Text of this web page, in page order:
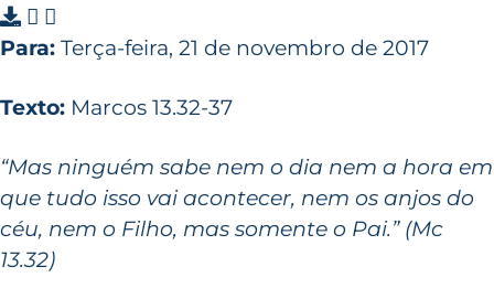
Para: Terça-feira, 21 de novembro de 2017
Texto: Marcos 13.32-37
“Mas ninguém sabe nem o dia nem a hora em
que tudo isso vai acontecer, nem os anjos do
céu, nem o Filho, mas somente o Pai.” (Mc
13.32)